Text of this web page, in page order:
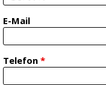
E-Mail
Telefon *